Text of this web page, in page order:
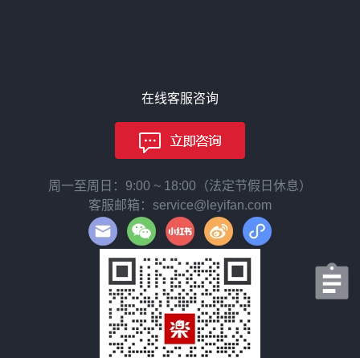
在线客服咨询
周一至周日：9:00 ~ 18:00（法定节假日休息）
客服邮箱：service@leyifan.com